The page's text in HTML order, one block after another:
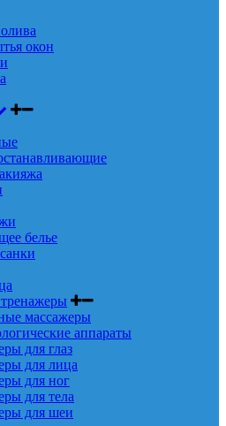
окон
белье
массажеры
аппараты
для глаз
для лица
для ног
для тела
для шеи